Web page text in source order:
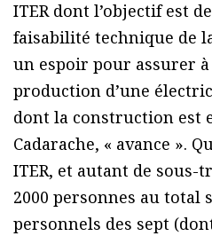
ITER dont l’objectif est
faisabilité technique de
un espoir pour assurer
production d’une
dont la construction est
Cadarache, « avance ».
ITER, et autant de
2000 personnes au total
personnels des sept